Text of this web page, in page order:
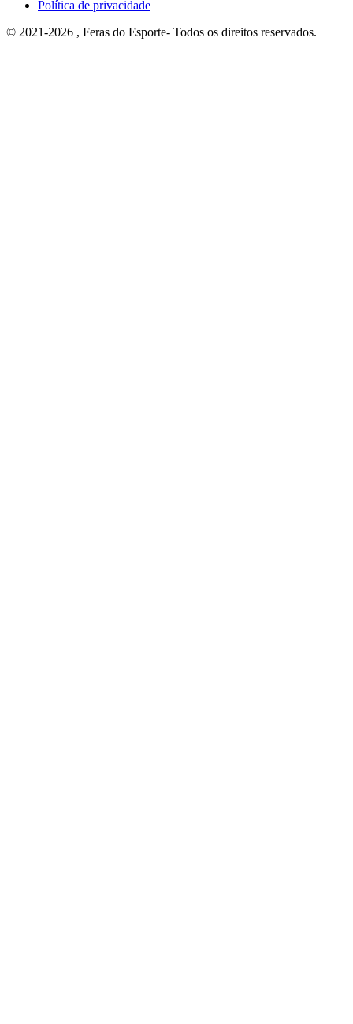
Política de privacidade
© 2021-2026 , Feras do Esporte- Todos os direitos reservados.